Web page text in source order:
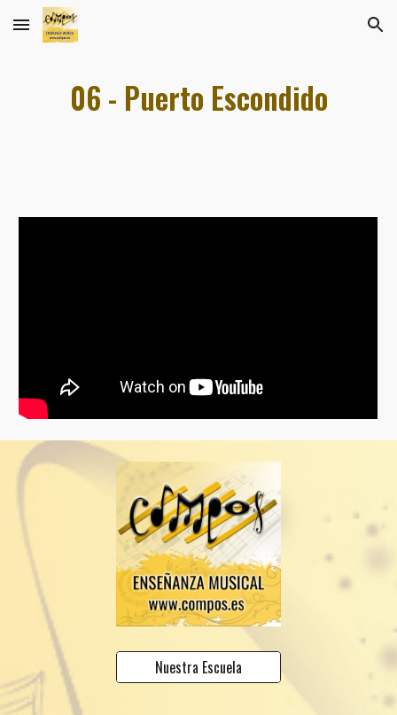
Skip to main content Skip to navigation
06 - Puerto Escondido
Nuestra Escuela